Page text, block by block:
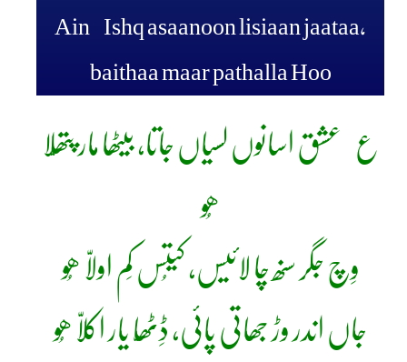
Ain Ishq asaanoon lisiaan jaataa,
baithaa maar pathalla Hoo
ع عشق اسانوں لسیاں جاتا، بیٹھا مار پتھّلا
ھُو
وِچ جگر سنھ چا لائیس، کیتُس کَم اولاّ ھُو
جاں اندر وڑ جھاتی پائی، ڈِٹھّا یار اکلاّ ھُو